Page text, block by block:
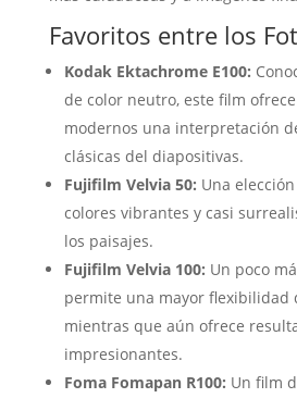
Favoritos entre los
Kodak Ektachrome E100:
de color neutro, este film
modernos una interpretación
clásicas del diapositivas.
Fujifilm Velvia 50: Una
colores vibrantes y casi
los paisajes.
Fujifilm Velvia 100: Un poco
permite una mayor flexibilidad
mientras que aún ofrece
impresionantes.
Foma Fomapan R100: Un film